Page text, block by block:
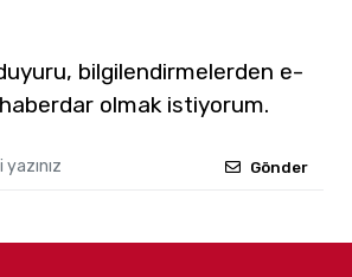
bilgilendirmelerden e-
olmak istiyorum.
Gönder